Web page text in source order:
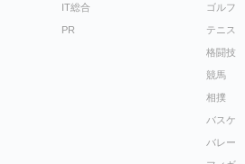
IT総合
PR
ゴルフ
テニス
格闘技
競馬
相撲
バスケ
バレー